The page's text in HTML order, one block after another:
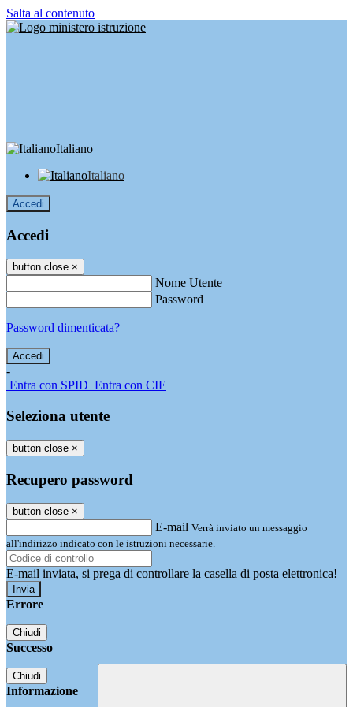
Salta al contenuto
Italiano
Italiano
Accedi
Accedi
button close ×
Nome Utente
Password
Password dimenticata?
-
Entra con SPID Entra con CIE
Seleziona utente
button close ×
Recupero password
button close ×
E-mail Verrà inviato un messaggio
all'indirizzo indicato con le istruzioni necessarie.
E-mail inviata, si prega di controllare la casella di posta elettronica!
Errore
Chiudi
Successo
Chiudi
Informazione